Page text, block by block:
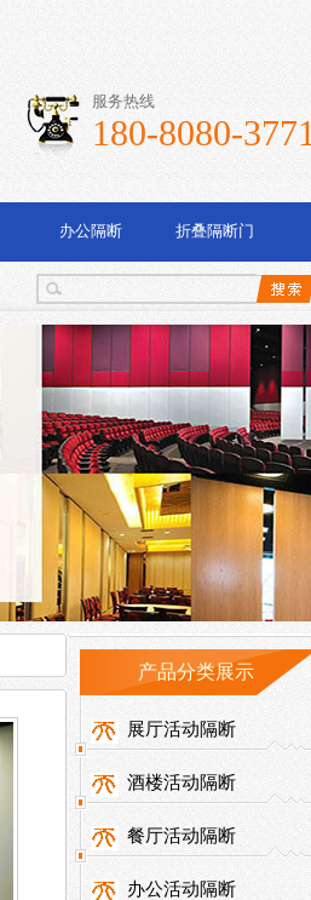
服务热线
180-8080-3771
办公隔断 折叠隔断门
产品分类展示
展厅活动隔断
酒楼活动隔断
餐厅活动隔断
办公活动隔断